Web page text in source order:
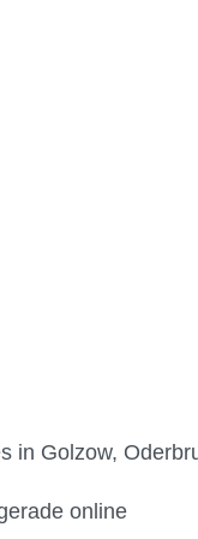
in Golzow,
online